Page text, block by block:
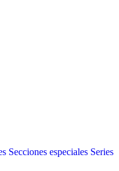
Secciones especiales Series